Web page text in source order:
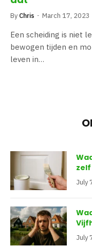
By Chris March 17, 2023
Een scheiding is niet
bewogen tijden en
leven in…
July
July